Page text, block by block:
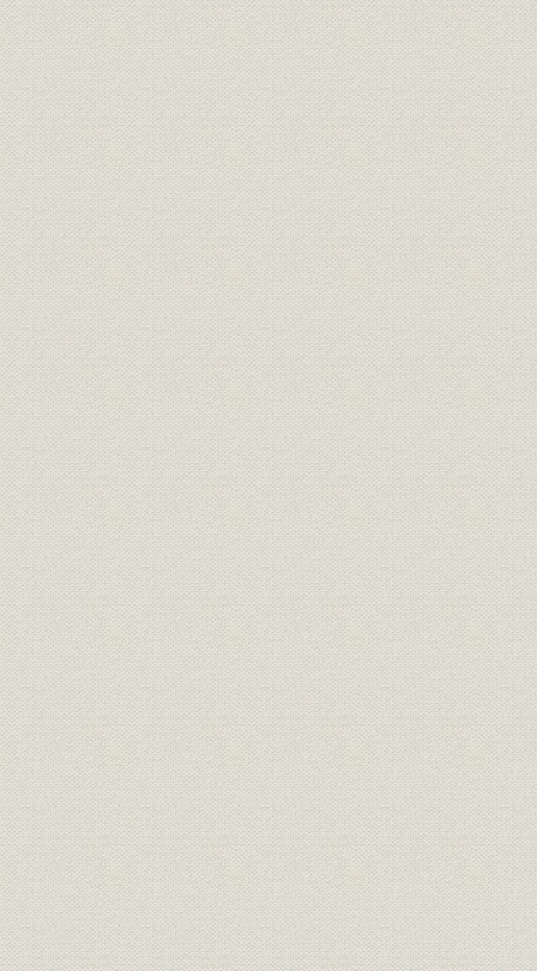
経営;保険
共済五百名第1回社員総会の新
聞記事(『朝野新聞』明治13年2
月17日)
明治13年
経営;保険
共済五百名最初の死亡者に関す
る新聞記事(『読売新聞』明治13
年6月27日)
明治13年
従業員 社員の異動状況
明治20年
年度(1892
保険;業界 明治・大正期の生保会社数推移
明治14年
年度(1926
社章 共済生命保険合資会社社章 [明治27年
広告宣伝
共済生命保険合資会社の開業広
告
[明治27年
経営者;役員
初代社長 初代 安田善四郎、第二
代・第四代社長 二代 安田善四郎
[明治30年
保険;規則 『保険規則』(昭和31年) 昭和31年
従業員 矢野恒太、野津澡、森村金造 明治27年
営業;関係会社 合資会社時代の代理店数
明治27年
年度(1900
営業;関係会社
明治27年度代理店中銀行内代理
店
明治27年
価格;業界 20年満期養老保険料の各社比較
財務・業績;経営 合資会社時代の業績
明治27年
年度(1900
社章 共済生命保険株式会社社章 [明治33年
役員 第三代社長 安田善助 [明治35年
財務・業績;経営
株式会社時代の業績(明治33年~
大正末)
明治33年
年度(1926
事業所
大正2年5月新築の本社社屋(小舟
町河岸)
大正2年